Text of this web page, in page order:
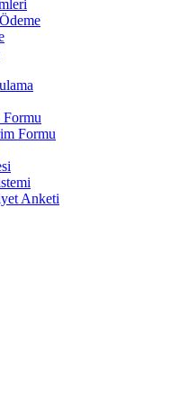
Formu
Formu
Anketi